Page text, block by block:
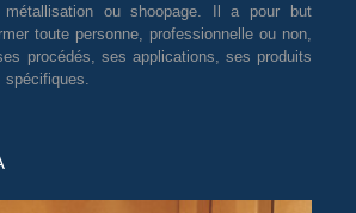
ou shoopage. Il a pour but
toute personne, professionnelle ou non,
procédés, ses applications, ses produits